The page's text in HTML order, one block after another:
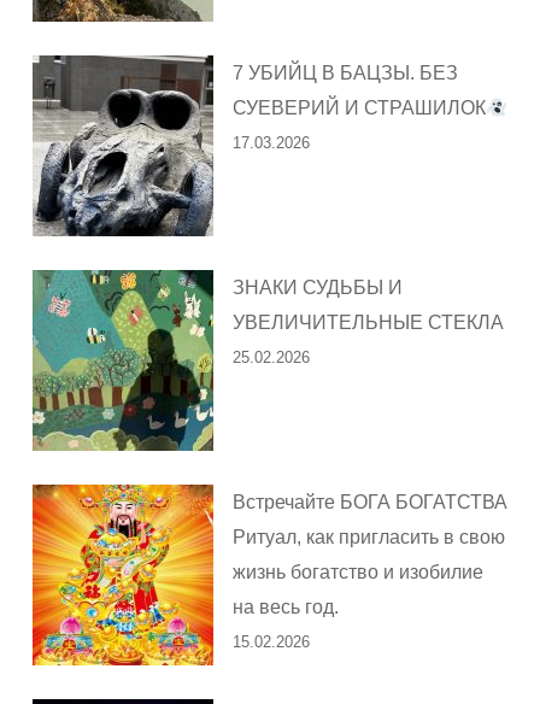
7 УБИЙЦ В БАЦЗЫ. БЕЗ
СУЕВЕРИЙ И СТРАШИЛОК
17.03.2026
ЗНАКИ СУДЬБЫ И
УВЕЛИЧИТЕЛЬНЫЕ СТЕКЛА
25.02.2026
Встречайте БОГА БОГАТСТВА
Ритуал, как пригласить в свою
жизнь богатство и изобилие
на весь год.
15.02.2026